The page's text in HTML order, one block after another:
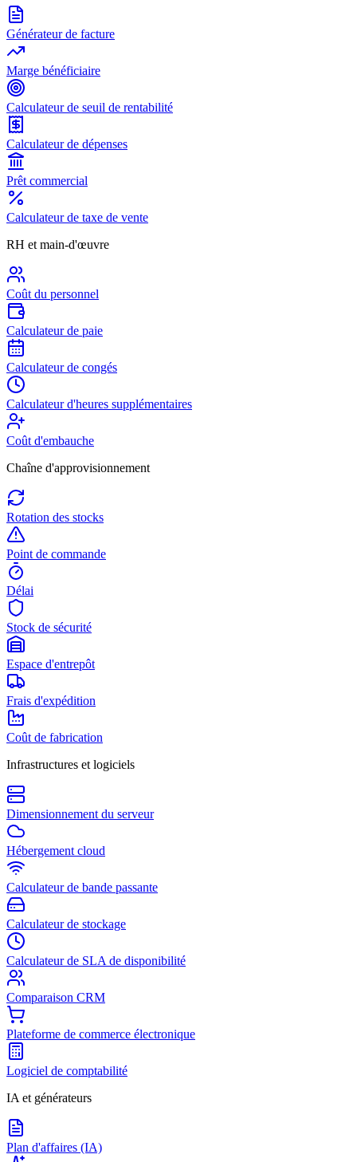
Générateur de facture
Marge bénéficiaire
Calculateur de seuil de rentabilité
Calculateur de dépenses
Prêt commercial
Calculateur de taxe de vente
RH et main-d'œuvre
Coût du personnel
Calculateur de paie
Calculateur de congés
Calculateur d'heures supplémentaires
Coût d'embauche
Chaîne d'approvisionnement
Rotation des stocks
Point de commande
Délai
Stock de sécurité
Espace d'entrepôt
Frais d'expédition
Coût de fabrication
Infrastructures et logiciels
Dimensionnement du serveur
Hébergement cloud
Calculateur de bande passante
Calculateur de stockage
Calculateur de SLA de disponibilité
Comparaison CRM
Plateforme de commerce électronique
Logiciel de comptabilité
IA et générateurs
Plan d'affaires (IA)